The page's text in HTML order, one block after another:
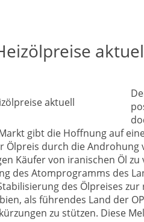
gibt die Hoffnung auf
Ölpreis durch die
Käufer von iranischen Öl
des Atomprogramms des
des Ölpreises
als führendes Land der
zu stützen. Diese